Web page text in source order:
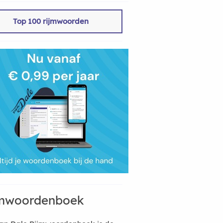
Top 100 rijmwoorden